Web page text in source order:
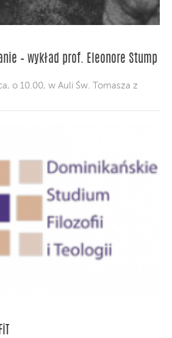
– wykład prof. Eleonore Stump
o 10.00, w Auli Św. Tomasza z